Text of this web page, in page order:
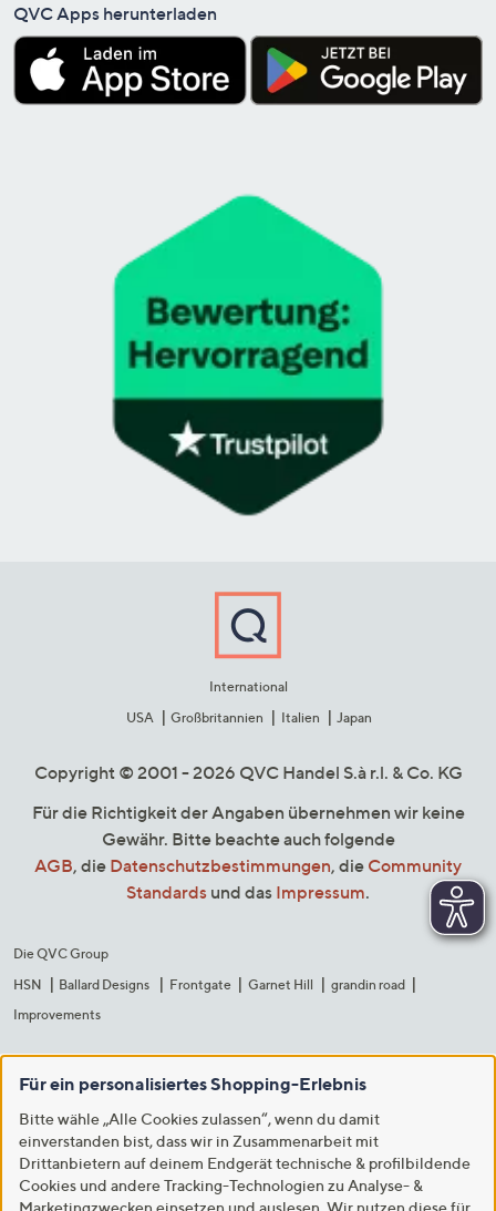
QVC Apps herunterladen
International
USA
Großbritannien Italien Japan
Copyright © 2001 - 2026 QVC Handel S.à r.l. & Co. KG
Für die Richtigkeit der Angaben übernehmen wir keine
Gewähr. Bitte beachte auch folgende
AGB, die Datenschutzbestimmungen, die Community
Standards und das Impressum.
Die QVC Group
HSN
Ballard Designs Frontgate Garnet Hill
grandin road
Improvements
Für ein personalisiertes Shopping-Erlebnis
Bitte wähle „Alle Cookies zulassen“, wenn du damit
einverstanden bist, dass wir in Zusammenarbeit mit
Drittanbietern auf deinem Endgerät technische & profilbildende
Cookies und andere Tracking-Technologien zu Analyse- &
Marketingzwecken einsetzen und auslesen. Wir nutzen diese für